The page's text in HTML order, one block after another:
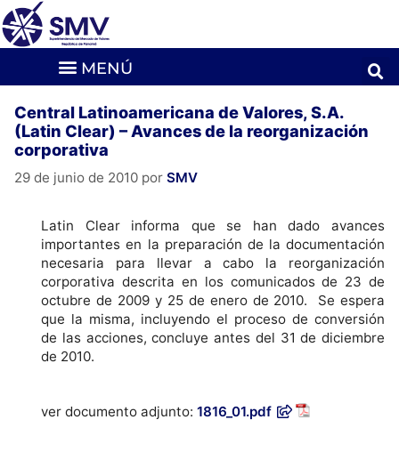
Central Latinoamericana de Valores, S.A.
(Latin Clear) – Avances de la reorganización
corporativa
29 de junio de 2010 por SMV
Latin Clear informa que se han dado avances
importantes en la preparación de la documentación
necesaria para llevar a cabo la reorganización
corporativa descrita en los comunicados de 23 de
octubre de 2009 y 25 de enero de 2010. Se espera
que la misma, incluyendo el proceso de conversión
de las acciones, concluye antes del 31 de diciembre
de 2010.
ver documento adjunto:1816_01.pdf